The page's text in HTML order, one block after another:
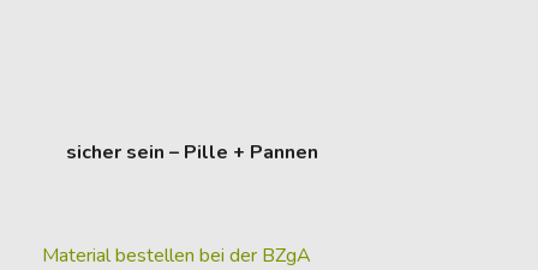
sicher sein – Pille + Pannen
Material bestellen bei der BZgA